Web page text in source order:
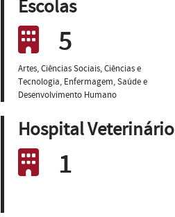
Escolas
5
Artes, Ciências Sociais, Ciências e
Tecnologia, Enfermagem, Saúde e
Desenvolvimento Humano
Hospital Veterinário
1